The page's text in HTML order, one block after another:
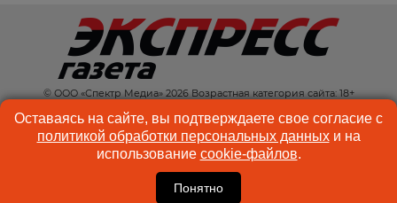
© ООО «Спектр Медиа» 2026 Возрастная категория сайта: 18+
КОНТАКТЫ
РЕКЛАМА
КУКИ-ФАЙЛЫ
ПОЛЬЗОВАТЕЛЬСКОЕ
СОГЛАШЕНИЕ
Оставаясь на сайте, вы подтверждаете свое согласие с
политикой обработки персональных данныхи на
использование cookie-файлов.
Понятно